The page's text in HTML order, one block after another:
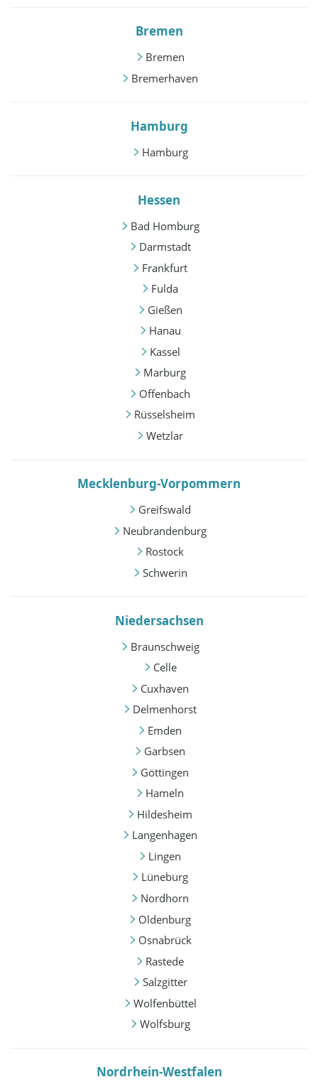
Bremen
Bremen
Bremerhaven
Hamburg
Hamburg
Hessen
Bad Homburg
Darmstadt
Frankfurt
Fulda
Gießen
Hanau
Kassel
Marburg
Offenbach
Rüsselsheim
Wetzlar
Mecklenburg-Vorpommern
Greifswald
Neubrandenburg
Rostock
Schwerin
Niedersachsen
Braunschweig
Celle
Cuxhaven
Delmenhorst
Emden
Garbsen
Göttingen
Hameln
Hildesheim
Langenhagen
Lingen
Lüneburg
Nordhorn
Oldenburg
Osnabrück
Rastede
Salzgitter
Wolfenbüttel
Wolfsburg
Nordrhein-Westfalen